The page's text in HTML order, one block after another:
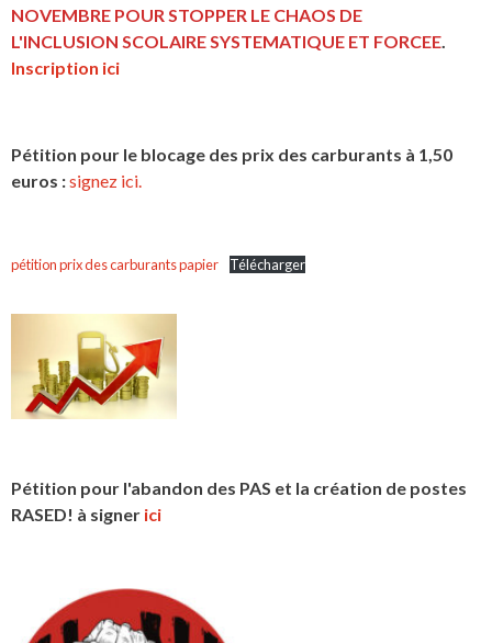
NOVEMBRE POUR STOPPER LE CHAOS DE
L'INCLUSION SCOLAIRE SYSTEMATIQUE ET FORCEE
Inscription ici
Pétition pour le blocage des prix des carburants à 1,50
euros :signez ici.
pétition prix des carburants papier Télécharger
Pétition pour l'abandon des PAS et la création de postes
RASED! à signer ici